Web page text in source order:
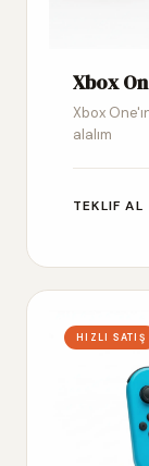
Xbox
Xbox
alalım
TEKLIF AL
HIZLI SATIŞ